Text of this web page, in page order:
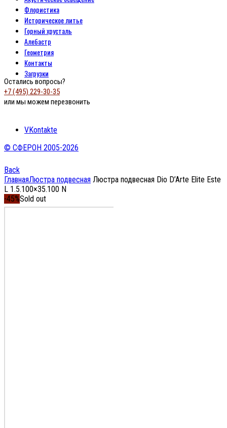
Флористика
Историческое литье
Горный хрусталь
Алебастр
Геометрия
Контакты
Загрузки
Остались вопросы?
+7 (495) 229-30-35
или мы можем перезвонить
VKontakte
© СФЕРОН 2005-2026
Back
ГлавнаяЛюстра подвесная Люстра подвесная Dio D’Arte Elite Este
L 1.5.100×35.100 N
-45%Sold out